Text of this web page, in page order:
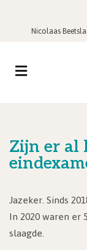
Nicolaas
Zijn er al
Jazeker. Sinds
In 2020 waren er
slaagde.